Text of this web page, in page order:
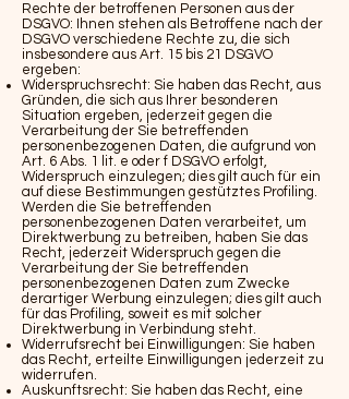
Rechte der betroffenen Personen aus der
DSGVO: Ihnen stehen als Betroffene nach der
DSGVO verschiedene Rechte zu, die sich
insbesondere aus Art. 15 bis 21 DSGVO
ergeben:
Widerspruchsrecht: Sie haben das Recht, aus
Gründen, die sich aus Ihrer besonderen
Situation ergeben, jederzeit gegen die
Verarbeitung der Sie betreffenden
personenbezogenen Daten, die aufgrund von
Art. 6 Abs. 1 lit. e oder f DSGVO erfolgt,
Widerspruch einzulegen; dies gilt auch für ein
auf diese Bestimmungen gestütztes Profiling.
Werden die Sie betreffenden
personenbezogenen Daten verarbeitet, um
Direktwerbung zu betreiben, haben Sie das
Recht, jederzeit Widerspruch gegen die
Verarbeitung der Sie betreffenden
personenbezogenen Daten zum Zwecke
derartiger Werbung einzulegen; dies gilt auch
für das Profiling, soweit es mit solcher
Direktwerbung in Verbindung steht.
Widerrufsrecht bei Einwilligungen: Sie haben
das Recht, erteilte Einwilligungen jederzeit zu
widerrufen.
Auskunftsrecht: Sie haben das Recht, eine